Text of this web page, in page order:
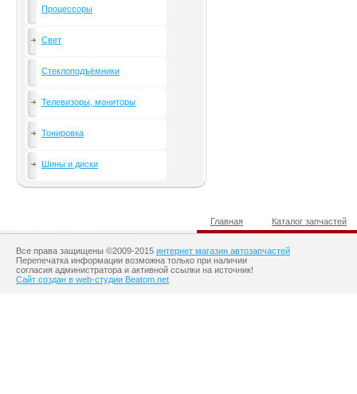
Процессоры
Свет
Стеклоподъёмники
Телевизоры, мониторы
Тонировка
Шины и диски
Главная Каталог запчастей
Все права защищены ©2009-2015 интернет магазин автозапчастей
Перепечатка информации возможна только при наличии
согласия администратора и активной ссылки на источник!
Сайт создан в web-студии Beatom.net